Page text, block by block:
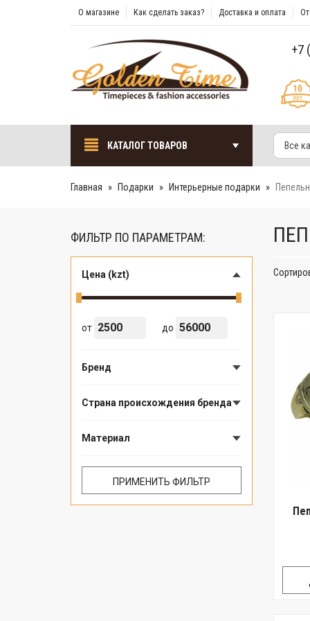
О магазине Как сделать заказ? Доставка и оплата
+7
КАТАЛОГ ТОВАРОВ Все
Главная Подарки Интерьерные подарки
ФИЛЬТР ПО ПАРАМЕТРАМ:
Цена (kzt)
от до
Бренд
Страна происхождения бренда
Материал